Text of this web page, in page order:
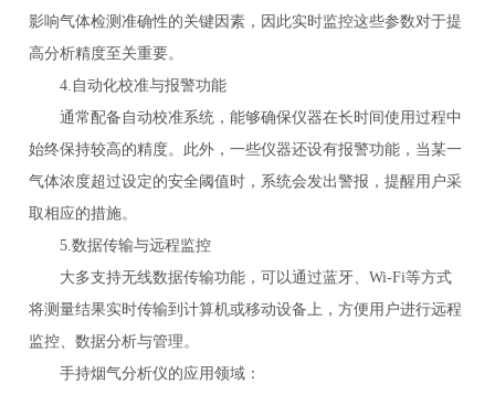
影响气体检测准确性的关键因素，因此实时监控这些参数对于提
高分析精度至关重要。
4.自动化校准与报警功能
通常配备自动校准系统，能够确保仪器在长时间使用过程中
始终保持较高的精度。此外，一些仪器还设有报警功能，当某一
气体浓度超过设定的安全阈值时，系统会发出警报，提醒用户采
取相应的措施。
5.数据传输与远程监控
大多支持无线数据传输功能，可以通过蓝牙、Wi-Fi等方式
将测量结果实时传输到计算机或移动设备上，方便用户进行远程
监控、数据分析与管理。
手持烟气分析仪的应用领域：